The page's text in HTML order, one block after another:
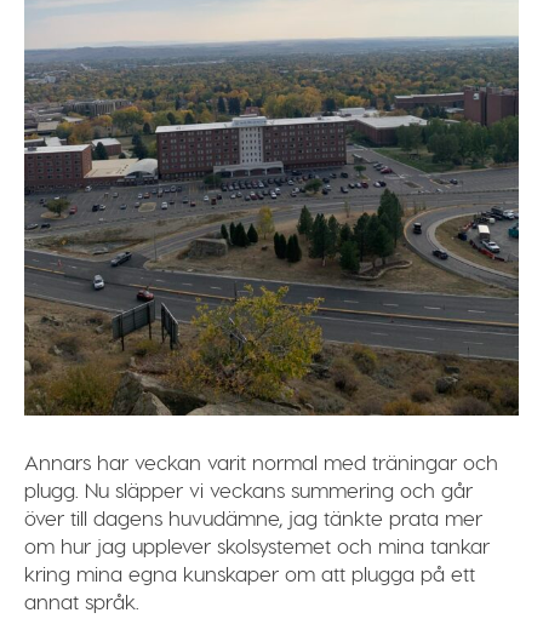
Annars har veckan varit normal med träningar och
plugg. Nu släpper vi veckans summering och går
över till dagens huvudämne, jag tänkte prata mer
om hur jag upplever skolsystemet och mina tankar
kring mina egna kunskaper om att plugga på ett
annat språk.